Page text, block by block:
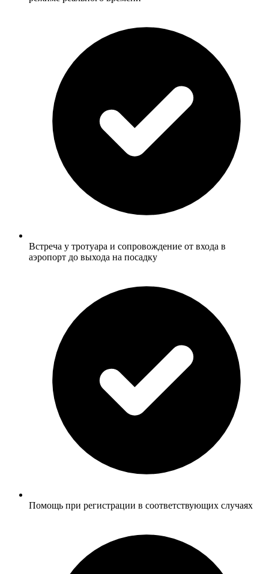
Встреча у тротуара и сопровождение от входа в
аэропорт до выхода на посадку
Помощь при регистрации в соответствующих случаях